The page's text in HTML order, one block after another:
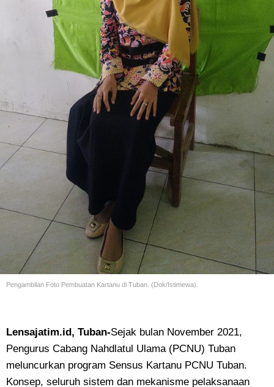
Pengambilan Foto Pembuatan Kartanu di Tuban. (Dok/Istimewa).
Lensajatim.id, Tuban-Sejak bulan November 2021,
Pengurus Cabang Nahdlatul Ulama (PCNU) Tuban
meluncurkan program Sensus Kartanu PCNU Tuban.
Konsep, seluruh sistem dan mekanisme pelaksanaan